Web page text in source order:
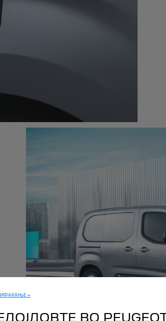
се утврдени според WLTP тест-
→
ВО PEUGEOT